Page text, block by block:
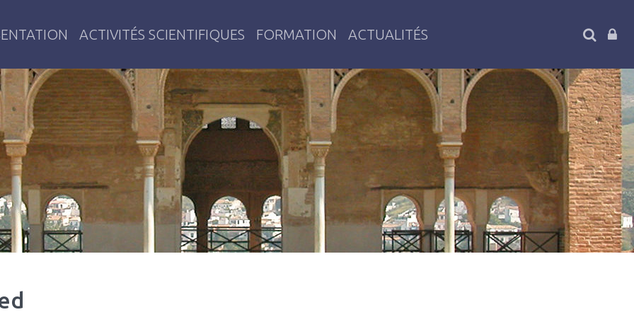
Identités, Territoires
ACTIVITÉS SCIENTIFIQUES FORMATION ACTUALITÉS